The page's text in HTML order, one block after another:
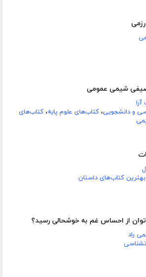
شیمی عمومی
و دانشجویی، کتاب‌های علوم پایه، کتاب‌های
بهترین کتاب‌های داستان
از احساس غم به خوشحالی رسید؟
راد